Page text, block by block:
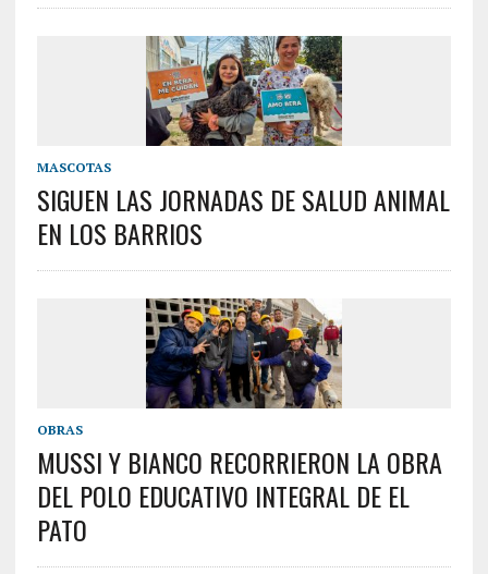
MASCOTAS
SIGUEN LAS JORNADAS DE SALUD ANIMAL
EN LOS BARRIOS
OBRAS
MUSSI Y BIANCO RECORRIERON LA OBRA
DEL POLO EDUCATIVO INTEGRAL DE EL
PATO